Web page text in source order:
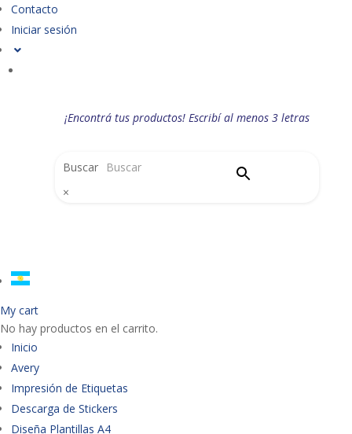
Contacto
Iniciar sesión
¡Encontrá tus productos! Escribí al menos 3 letras
Buscar
×
My cart
No hay productos en el carrito.
Inicio
Avery
Impresión de Etiquetas
Descarga de Stickers
Diseña Plantillas A4